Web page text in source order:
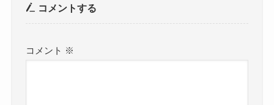
コメントする
コメント ※